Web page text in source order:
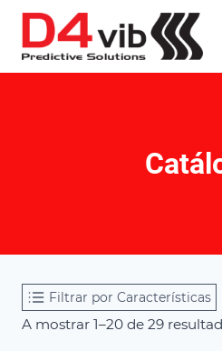
Skip
content
Filtrar por Características
A mostrar 1–20 de 29